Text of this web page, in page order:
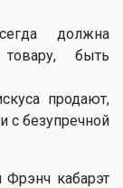
должна
товару, быть
продают,
с безупречной
Фрэнч кабарэт